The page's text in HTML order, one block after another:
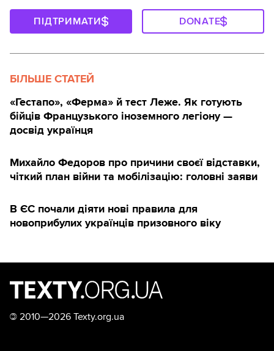
ПІДТРИМАТИ DONATE
БІЛЬШЕ СТАТЕЙ
«Гестапо», «Ферма» й тест Леже. Як готують
бійців Французького іноземного легіону —
досвід українця
Михайло Федоров про причини своєї відставки,
чіткий план війни та мобілізацію: головні заяви
В ЄС почали діяти нові правила для
новоприбулих українців призовного віку
© 2010—2026 Texty.org.ua